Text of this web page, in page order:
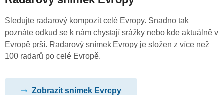
Sledujte radarový kompozit celé Evropy. Snadno tak
poznáte odkud se k nám chystají srážky nebo kde aktuálně v
Evropě prší. Radarový snímek Evropy je složen z více než
100 radarů po celé Evropě.
Zobrazit snímek Evropy